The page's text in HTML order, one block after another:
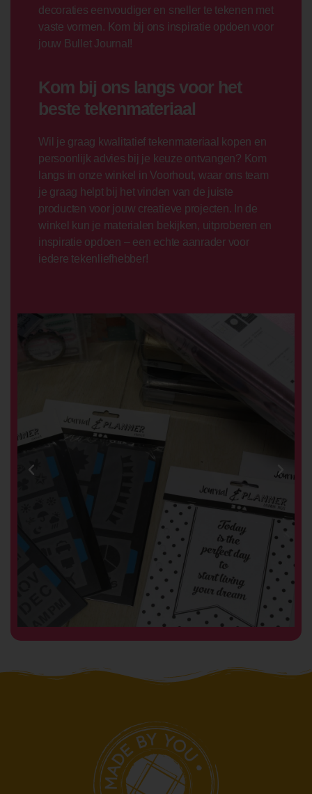
decoraties eenvoudiger en sneller te tekenen met
vaste vormen. Kom bij ons inspiratie opdoen voor
jouw Bullet Journal!
Kom bij ons langs voor het
beste tekenmateriaal
Wil je graag kwalitatief tekenmateriaal kopen en
persoonlijk advies bij je keuze ontvangen? Kom
langs in onze winkel in Voorhout, waar ons team
je graag helpt bij het vinden van de juiste
producten voor jouw creatieve projecten. In de
winkel kun je materialen bekijken, uitproberen en
inspiratie opdoen – een echte aanrader voor
iedere tekenliefhebber!